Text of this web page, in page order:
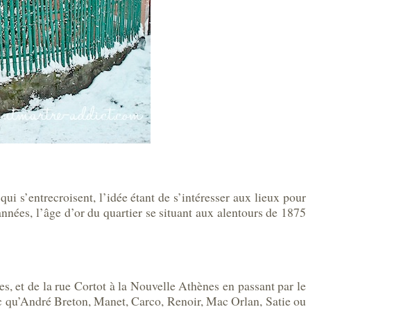
s’entrecroisent, l’idée étant de s’intéresser aux lieux pour
l’âge d’or du quartier se situant aux alentours de 1875
et de la rue Cortot à la Nouvelle Athènes en passant par le
Breton, Manet, Carco, Renoir, Mac Orlan, Satie ou